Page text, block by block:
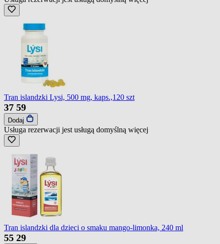
Tran islandzki Lysi, 500 mg, kaps.,120 szt
37 59
Dodaj
Usługa rezerwacji jest usługą domyślną więcej
Tran islandzki dla dzieci o smaku mango-limonka, 240 ml
55 29